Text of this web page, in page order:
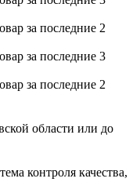
за последние 2
за последние 3
за последние 2
области или до
контроля качества,